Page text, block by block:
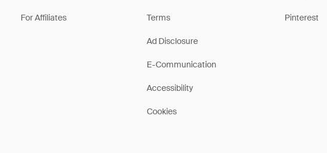
For Affiliates Terms
Ad Disclosure
E-Communication
Accessibility
Cookies
Pinterest